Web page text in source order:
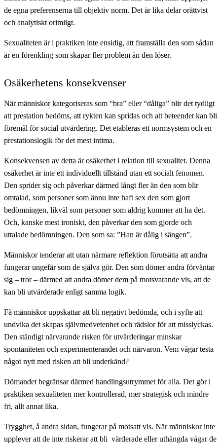
de egna preferenserna till objektiv norm. Det är lika delar orättvist
och analytiskt orimligt.
Sexualiteten är i praktiken inte ensidig, att framställa den som sådan
är en förenkling som skapar fler problem än den löser.
Osäkerhetens konsekvenser
När människor kategoriseras som “bra” eller “dåliga” blir det tydligt
att prestation bedöms, att rykten kan spridas och att beteendet kan bli
föremål för social utvärdering. Det etableras ett normsystem och en
prestationslogik för det mest intima.
Konsekvensen av detta är osäkerhet i relation till sexualitet. Denna
osäkerhet är inte ett individuellt tillstånd utan ett socialt fenomen.
Den sprider sig och påverkar därmed långt fler än den som blir
omtalad, som personer som ännu inte haft sex den som gjort
bedömningen, likväl som personer som aldrig kommer att ha det.
Och, kanske mest ironiskt, den påverkar den som gjorde och
uttalade bedömningen. Den som sa: ”Han är dålig i sängen”.
Människor tenderar att utan närmare reflektion förutsätta att andra
fungerar ungefär som de själva gör. Den som dömer andra förväntar
sig – tror – därmed att andra dömer dem på motsvarande vis, att de
kan bli utvärderade enligt samma logik.
Få människor uppskattar att bli negativt bedömda, och i syfte att
undvika det skapas självmedvetenhet och rädslor för att misslyckas.
Den ständigt närvarande risken för utvärderingar minskar
spontaniteten och experimenterandet och närvaron. Vem vågar testa
något nytt med risken att bli underkänd?
Dömandet begränsar därmed handlingsutrymmet för alla. Det gör i
praktiken sexualiteten mer kontrollerad, mer strategisk och mindre
fri, allt annat lika.
Trygghet, å andra sidan, fungerar på motsatt vis. När människor inte
upplever att de inte riskerar att bli värderade eller uthängda vågar de